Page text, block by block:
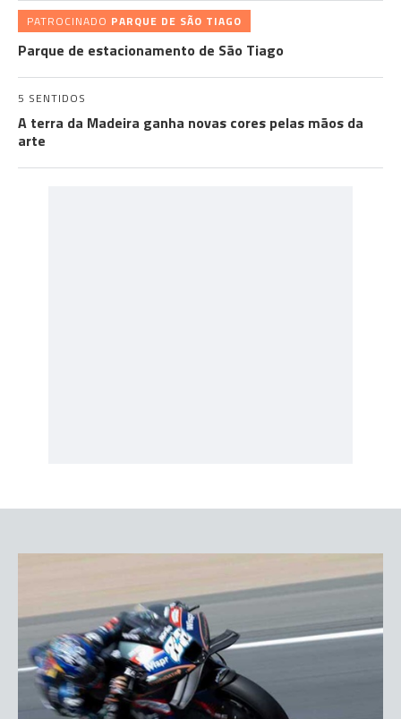
PATROCINADO PARQUE DE SÃO TIAGO
Parque de estacionamento de São Tiago
5 SENTIDOS
A terra da Madeira ganha novas cores pelas mãos da
arte